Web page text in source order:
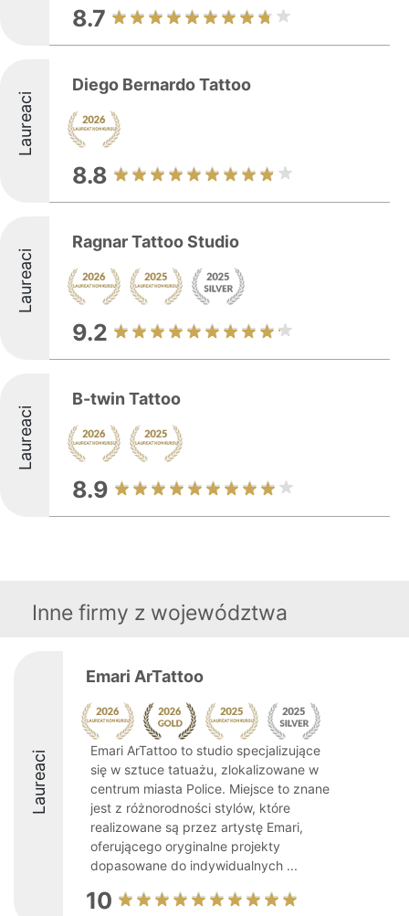
8.7
Laureaci
Diego Bernardo Tattoo
8.8
Laureaci
Ragnar Tattoo Studio
9.2
Laureaci
B-twin Tattoo
8.9
Inne firmy z województwa
Laureaci
Emari ArTattoo
Emari ArTattoo to studio specjalizujące
się w sztuce tatuażu, zlokalizowane w
centrum miasta Police. Miejsce to znane
jest z różnorodności stylów, które
realizowane są przez artystę Emari,
oferującego oryginalne projekty
dopasowane do indywidualnych ...
10